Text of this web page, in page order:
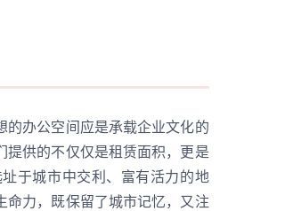
办公空间应是承载企业文化的
提供的不仅仅是租赁面积，更是
于城市中交利、富有活力的地
力，既保留了城市记忆，又注